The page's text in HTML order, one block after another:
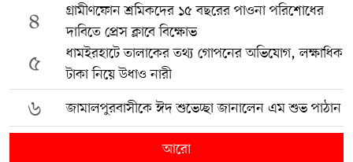
৪
গ্রামীণফোন শ্রমিকদের ১৫ বছরের পাওনা পরিশোধের
দাবিতে প্রেস ক্লাবে বিক্ষোভ
৫
ধামইরহাটে তালাকের তথ্য গোপনের অভিযোগ, লক্ষাধিক
টাকা নিয়ে উধাও নারী
৬ জামালপুরবাসীকে ঈদ শুভেচ্ছা জানালেন এম শুভ পাঠান
আরো